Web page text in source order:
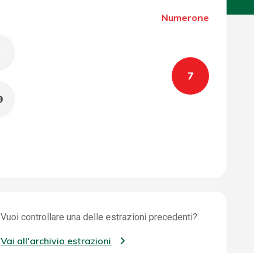
Numerone
7
Vuoi controllare una delle estrazioni precedenti?
Vai all'archivio estrazioni